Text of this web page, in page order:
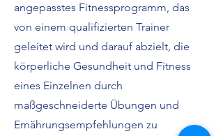
angepasstes Fitnessprogramm, das
von einem qualifizierten Trainer
geleitet wird und darauf abzielt, die
körperliche Gesundheit und Fitness
eines Einzelnen durch
maßgeschneiderte Übungen und
Ernährungsempfehlungen zu